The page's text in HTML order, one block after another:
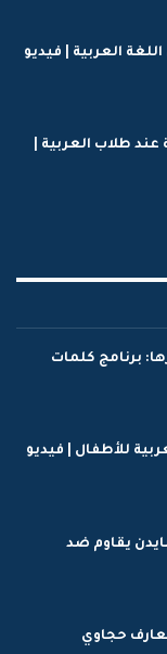
العربية | فيديو
طلاب العربية |
برنامج كلمات
للأطفال | فيديو
يقاوم ضد
حجاوي